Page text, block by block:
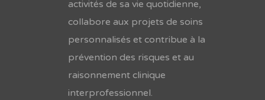
activités de sa vie quotidienne,
collabore aux projets de soins
personnalisés et contribue à la
prévention des risques et au
raisonnement clinique
interprofessionnel.